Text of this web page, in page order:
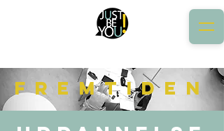
Fremtiden